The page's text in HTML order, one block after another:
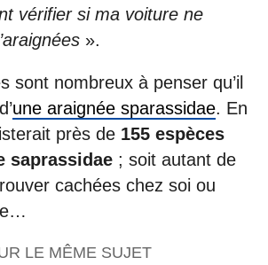
vérifier si ma voiture ne
».
sont nombreux à penser qu’il
une araignée sparassidae. En
près de 155 espèces
saprassidae ; soit autant de
cachées chez soi ou
LE MÊME SUJET